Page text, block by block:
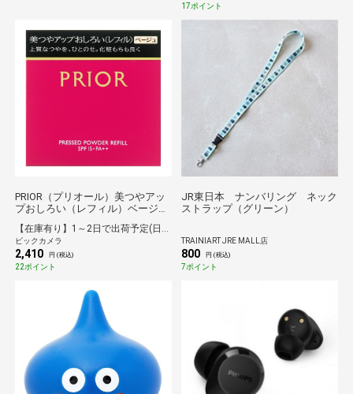
17ポイント
PRIOR（プリオール）美つやアッ
プおしろい（レフィル）ベージュ
ビックカメラ
2,410 円 (税込)
22ポイント
JR東日本 ナンバリング ネック
ストラップ（グリーン）
TRAINIART JRE MALL店
800 円 (税込)
7ポイント